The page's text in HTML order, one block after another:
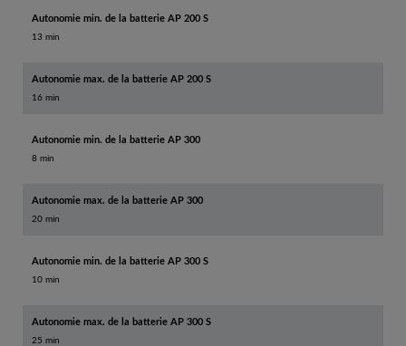
Autonomie min. de la batterie AP 200 S
13 min
Autonomie max. de la batterie AP 200 S
16 min
Autonomie min. de la batterie AP 300
8 min
Autonomie max. de la batterie AP 300
20 min
Autonomie min. de la batterie AP 300 S
10 min
Autonomie max. de la batterie AP 300 S
25 min